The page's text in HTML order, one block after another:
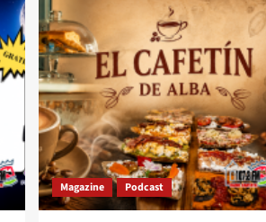
Magazine Podcast